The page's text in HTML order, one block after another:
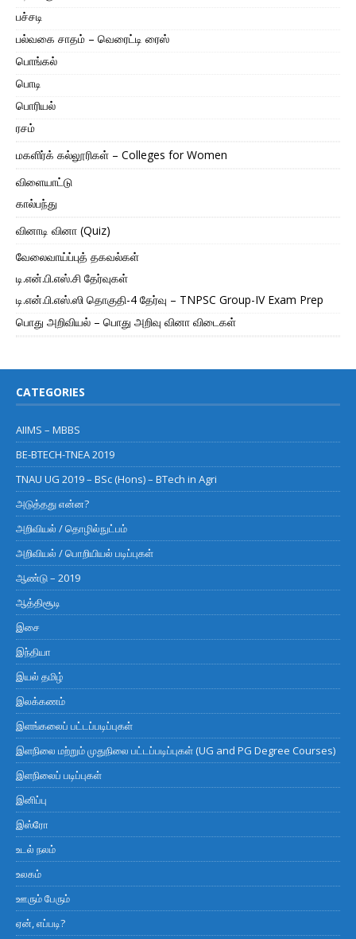
பச்சடி
பல்வகை சாதம் – வெரைட்டி ரைஸ்
பொங்கல்
பொடி
பொரியல்
ரசம்
மகளிர்க் கல்லூரிகள் – Colleges for Women
விளையாட்டு
கால்பந்து
வினாடி வினா (Quiz)
வேலைவாய்ப்புத் தகவல்கள்
டி.என்.பி.எஸ்.சி தேர்வுகள்
டி.என்.பி.எஸ்.ஸி தொகுதி-4 தேர்வு – TNPSC Group-IV Exam Prep
பொது அறிவியல் – பொது அறிவு வினா விடைகள்
CATEGORIES
AIIMS – MBBS
BE-BTECH-TNEA 2019
TNAU UG 2019 – BSc (Hons) – BTech in Agri
அடுத்தது என்ன?
அறிவியல் / தொழில்நுட்பம்
அறிவியல் / பொறியியல் படிப்புகள்
ஆண்டு – 2019
ஆத்திசூடி
இசை
இந்தியா
இயல் தமிழ்
இலக்கணம்
இளங்கலைப் பட்டப்படிப்புகள்
இளநிலை மற்றும் முதுநிலை பட்டப்படிப்புகள் (UG and PG Degree Courses)
இளநிலைப் படிப்புகள்
இனிப்பு
இஸ்ரோ
உடல் நலம்
உலகம்
ஊரும் பேரும்
ஏன், எப்படி?